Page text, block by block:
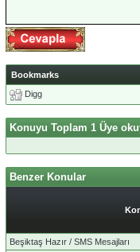
Bookmarks
Digg
Konuyu Toplam 1 Üye
Benzer Konular
Beşiktaş Hazır / SMS Mesajları